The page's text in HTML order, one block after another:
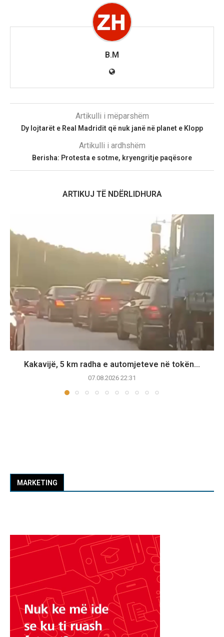
B.M
Artikulli i mëparshëm
Dy lojtarët e Real Madridit që nuk janë në planet e Klopp
Artikulli i ardhshëm
Berisha: Protesta e sotme, kryengritje paqësore
ARTIKUJ TË NDËRLIDHURA
Kakavijë, 5 km radha e automjeteve në tokën...
07.08.2026 22:31
MARKETING